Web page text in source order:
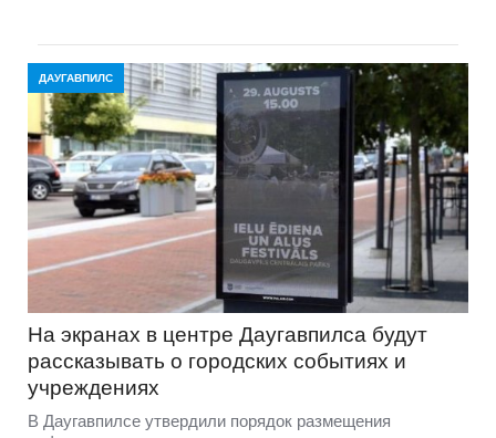
ДАУГАВПИЛС
На экранах в центре Даугавпилса будут
рассказывать о городских событиях и
учреждениях
В Даугавпилсе утвердили порядок размещения